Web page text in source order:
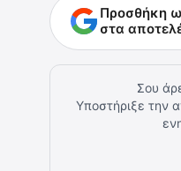
Προσθήκη
στα
Σου
Υποστήριξε την